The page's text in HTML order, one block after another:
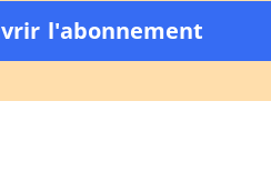
l'abonnement